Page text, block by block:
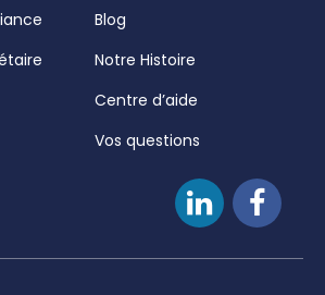
Blog
Notre Histoire
Centre d’aide
Vos questions